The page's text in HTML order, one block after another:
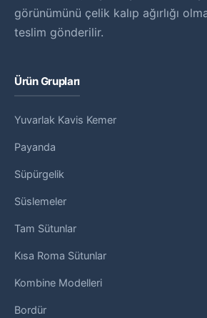
görünümünü çelik kalıp ağırlığı
teslim gönderilir.
Ürün Grupları
Yuvarlak Kavis Kemer
Payanda
Süpürgelik
Süslemeler
Tam Sütunlar
Kısa Roma Sütunlar
Kombine Modelleri
Bordür